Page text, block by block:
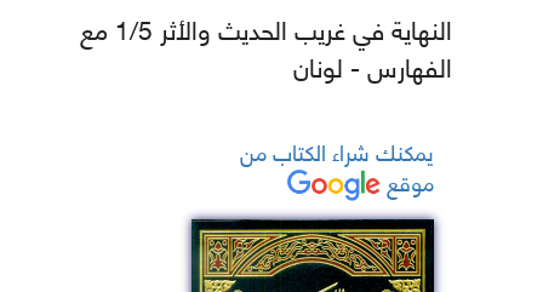
النهاية في غريب الحديث والأثر 1/5 مع
الفهارس - لونان
يمكنك شراء الكتاب من
موقع